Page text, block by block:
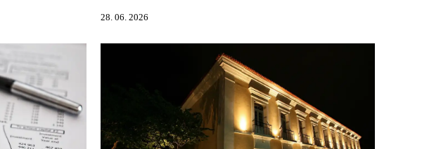
28. 06. 2026